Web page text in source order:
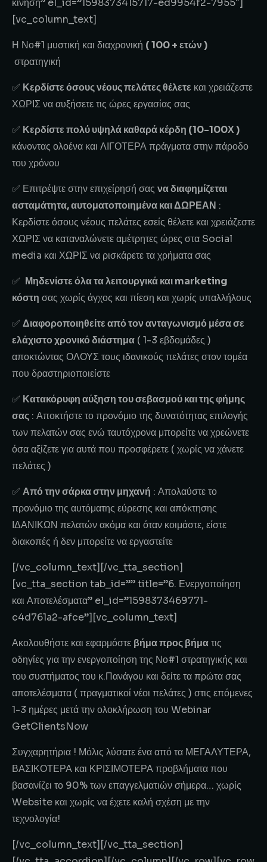
κίνηση” el_id=”1598373415717-ed9954f2-7955″]
[vc_column_text]
Η Νο#1 μυστική και διαχρονική ( 100 + ετών )
στρατηγική
✅ Κερδίστε όσους νέους πελάτες θέλετε και χρειάζεστε
ΧΩΡΙΣ να αυξήσετε τις ώρες εργασίας σας
✅ Κερδίστε πολύ υψηλά καθαρά κέρδη (10-100Χ )
κάνοντας ολοένα και ΛΙΓΟΤΕΡΑ πράγματα στην πάροδο
του χρόνου
✅ Επιτρέψτε στην επιχείρησή σας να διαφημίζεται
ασταμάτητα, αυτοματοποιημένα και ΔΩΡΕΑΝ :
Κερδίστε όσους νέους πελάτες εσείς θέλετε και χρειάζεστε
ΧΩΡΙΣ να καταναλώνετε αμέτρητες ώρες στα Social
media και ΧΩΡΙΣ να ρισκάρετε τα χρήματα σας
✅ Μηδενίστε όλα τα λειτουργικά και marketing
κόστη σας χωρίς άγχος και πίεση και χωρίς υπαλλήλους
✅ Διαφοροποιηθείτε από τον ανταγωνισμό μέσα σε
ελάχιστο χρονικό διάστημα ( 1-3 εβδομάδες )
αποκτώντας ΟΛΟΥΣ τους ιδανικούς πελάτες στον τομέα
που δραστηριοποιείστε
✅ Κατακόρυφη αύξηση του σεβασμού και της φήμης
σας : Αποκτήστε το προνόμιο της δυνατότητας επιλογής
των πελατών σας ενώ ταυτόχρονα μπορείτε να χρεώνετε
όσα αξίζετε για αυτά που προσφέρετε ( χωρίς να χάνετε
πελάτες )
✅ Από την σάρκα στην μηχανή : Απολαύστε το
προνόμιο της αυτόματης εύρεσης και απόκτησης
ΙΔΑΝΙΚΩΝ πελατών ακόμα και όταν κοιμάστε, είστε
διακοπές ή δεν μπορείτε να εργαστείτε
[/vc_column_text][/vc_tta_section]
[vc_tta_section tab_id=”” title=”6. Ενεργοποίηση
και Αποτελέσματα” el_id=”1598373469771-
c4d761a2-afce”][vc_column_text]
Ακολουθήστε και εφαρμόστε βήμα προς βήματις
οδηγίες για την ενεργοποίηση της Νο#1 στρατηγικής και
του συστήματος του κ.Πανάγου και δείτε τα πρώτα σας
αποτελέσματα ( πραγματικοί νέοι πελάτες ) στις επόμενες
1-3 ημέρες μετά την ολοκλήρωση του Webinar
GetClientsNow
Συγχαρητήρια ! Μόλις λύσατε ένα από τα ΜΕΓΑΛΥΤΕΡΑ,
ΒΑΣΙΚΟΤΕΡΑ και ΚΡΙΣΙΜΟΤΕΡΑ προβλήματα που
βασανίζει το 90% των επαγγελματιών σήμερα… χωρίς
Website και χωρίς να έχετε καλή σχέση με την
τεχνολογία!
[/vc_column_text][/vc_tta_section]